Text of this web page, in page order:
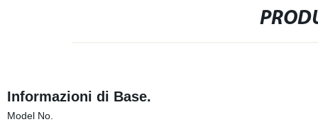
Informazioni di Base.
Model No.